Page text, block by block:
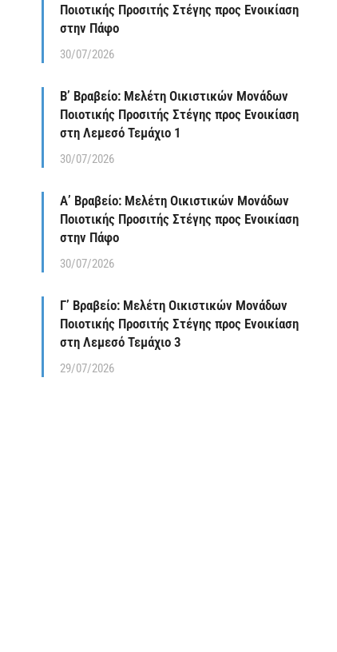
Ποιοτικής Προσιτής Στέγης προς Ενοικίαση
στην Πάφο
30/07/2026
Β’ Βραβείο: Μελέτη Οικιστικών Μονάδων
Ποιοτικής Προσιτής Στέγης προς Ενοικίαση
στη Λεμεσό Τεμάχιο 1
30/07/2026
Α’ Βραβείο: Μελέτη Οικιστικών Μονάδων
Ποιοτικής Προσιτής Στέγης προς Ενοικίαση
στην Πάφο
30/07/2026
Γ’ Βραβείο: Μελέτη Οικιστικών Μονάδων
Ποιοτικής Προσιτής Στέγης προς Ενοικίαση
στη Λεμεσό Τεμάχιο 3
29/07/2026